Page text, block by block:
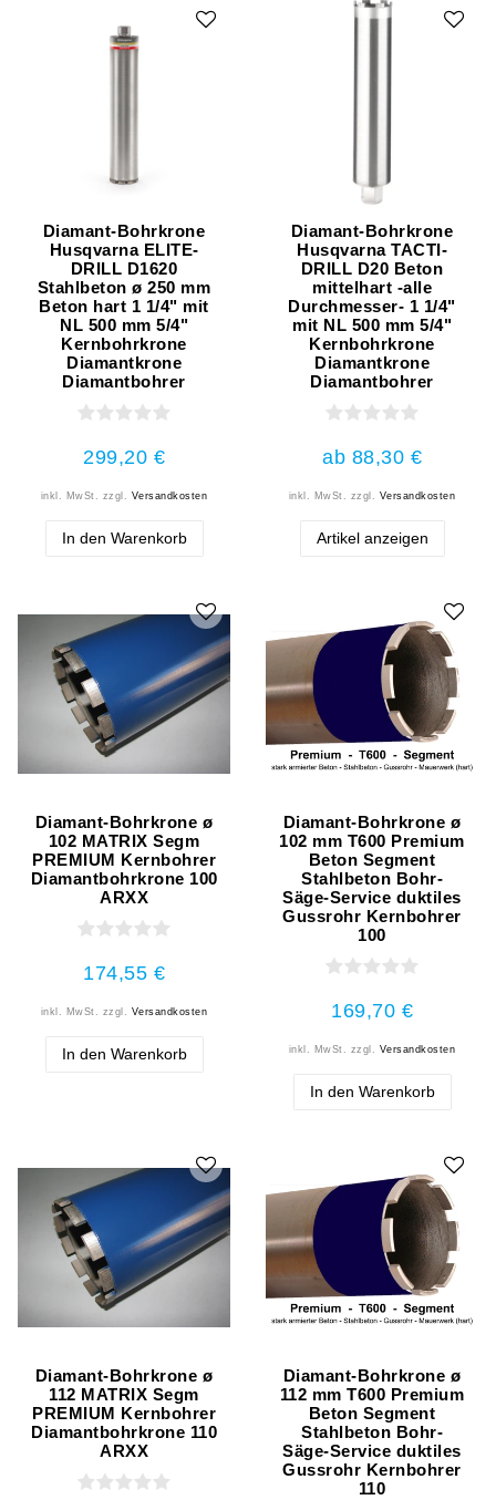
Diamant-Bohrkrone
Husqvarna ELITE-
DRILL D1620
Stahlbeton ø 250 mm
Beton hart 1 1/4" mit
NL 500 mm 5/4"
Kernbohrkrone
Diamantkrone
Diamantbohrer
299,20 €
inkl. MwSt. zzgl. Versandkosten
In den Warenkorb
Diamant-Bohrkrone
Husqvarna TACTI-
DRILL D20 Beton
mittelhart -alle
Durchmesser- 1 1/4"
mit NL 500 mm 5/4"
Kernbohrkrone
Diamantkrone
Diamantbohrer
ab 88,30 €
inkl. MwSt. zzgl. Versandkosten
Artikel anzeigen
Diamant-Bohrkrone ø
102 MATRIX Segm
PREMIUM Kernbohrer
Diamantbohrkrone 100
ARXX
174,55 €
inkl. MwSt. zzgl. Versandkosten
In den Warenkorb
Diamant-Bohrkrone ø
102 mm T600 Premium
Beton Segment
Stahlbeton Bohr-
Säge-Service duktiles
Gussrohr Kernbohrer
100
169,70 €
inkl. MwSt. zzgl. Versandkosten
In den Warenkorb
Diamant-Bohrkrone ø
112 MATRIX Segm
PREMIUM Kernbohrer
Diamantbohrkrone 110
ARXX
Diamant-Bohrkrone ø
112 mm T600 Premium
Beton Segment
Stahlbeton Bohr-
Säge-Service duktiles
Gussrohr Kernbohrer
110